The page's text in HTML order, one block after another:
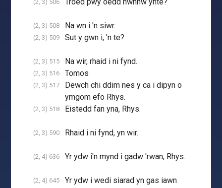
(2, 3) 506
(2, 3) 508 Na wn i 'n siwr.
(2, 3) 509 Sut y gwn i, 'n te?
(2, 3) 515 Na wir, rhaid i ni fynd.
(2, 3) 516 Tomos
(2, 3) 517
Dewch chi ddim nes y ca i dipyn o
ymgom efo Rhys.
(2, 3) 518 Eistedd fan yna, Rhys.
(2, 3) 590 Rhaid i ni fynd, yn wir.
(2, 4) 636 Yr ydw i'n mynd i gadw 'rwan, Rhys.
(2, 4) 645
Yr ydw i wedi siarad yn gas iawn